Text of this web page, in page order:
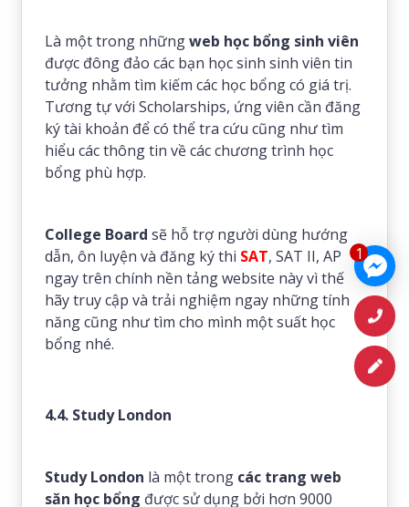
1
Là một trong nhữngweb học bổng sinh viên
được đông đảo các bạn học sinh sinh viên tin
tưởng nhằm tìm kiếm các học bổng có giá trị.
Tương tự với Scholarships, ứng viên cần đăng
ký tài khoản để có thể tra cứu cũng như tìm
hiểu các thông tin về các chương trình học
bổng phù hợp.
College Board sẽ hỗ trợ người dùng hướng
dẫn, ôn luyện và đăng ký thi SAT, SAT II, AP
ngay trên chính nền tảng website này vì thế
hãy truy cập và trải nghiệm ngay những tính
năng cũng như tìm cho mình một suất học
bổng nhé.
4.4. Study London
Study London là một trong các trang web
săn học bổng được sử dụng bởi hơn 9000